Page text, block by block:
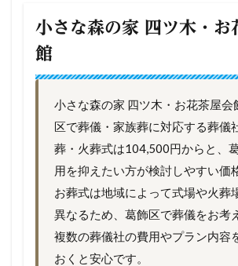
小さな森の家 四ツ木・お
館
小さな森の家 四ツ木・お花茶屋会
区で葬儀・家族葬に対応する葬儀
葬・火葬式は104,500円からと、
用を抑えたい方が検討しやすい価
お葬式は地域によって式場や火葬
異なるため、葛飾区で葬儀をお考
複数の葬儀社の費用やプラン内容
おくと安心です。